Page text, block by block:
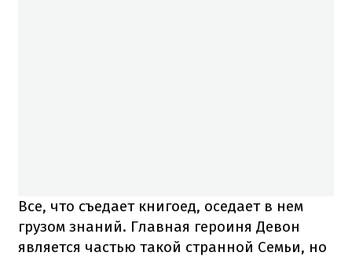
Все, что съедает книгоед, оседает в нем
грузом знаний. Главная героиня Девон
является частью такой странной Семьи, но